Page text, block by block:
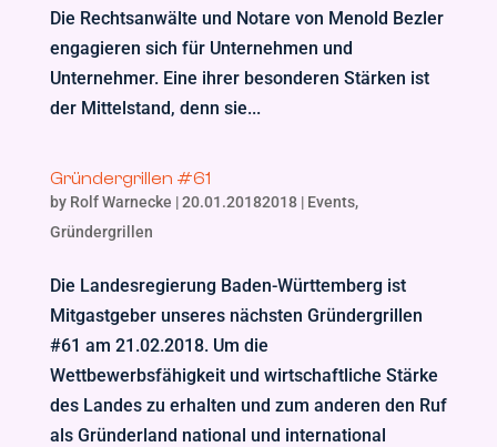
Die Rechtsanwälte und Notare von Menold Bezler
engagieren sich für Unternehmen und
Unternehmer. Eine ihrer besonderen Stärken ist
der Mittelstand, denn sie...
Gründergrillen #61
by Rolf Warnecke |20.01.20182018| Events,
Gründergrillen
Die Landesregierung Baden-Württemberg ist
Mitgastgeber unseres nächsten Gründergrillen
#61 am 21.02.2018. Um die
Wettbewerbsfähigkeit und wirtschaftliche Stärke
des Landes zu erhalten und zum anderen den Ruf
als Gründerland national und international